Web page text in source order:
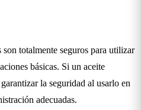
totalmente seguros para utilizar
básicas. Si un aceite
la seguridad al usarlo en
adecuadas.